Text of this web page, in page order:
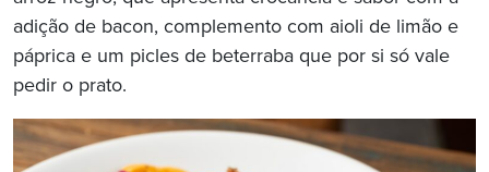
adição de bacon, complemento com aioli de limão e
páprica e um picles de beterraba que por si só vale
pedir o prato.